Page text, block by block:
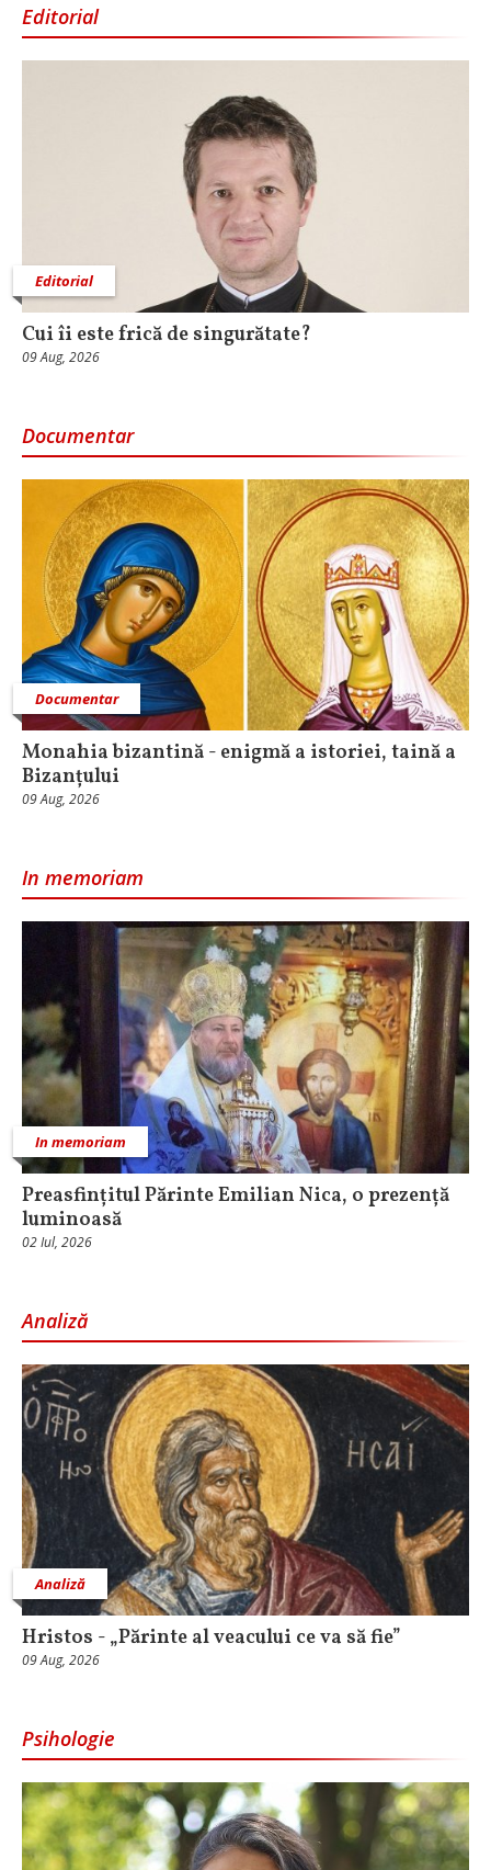
Editorial
Editorial
Cui îi este frică de singurătate?
09 Aug, 2026
Documentar
Documentar
Monahia bizantină - enigmă a istoriei, taină a
Bizanțului
09 Aug, 2026
In memoriam
In memoriam
Preasfințitul Părinte Emilian Nica, o prezență
luminoasă
02 Iul, 2026
Analiză
Analiză
Hristos - „Părinte al veacului ce va să fie”
09 Aug, 2026
Psihologie